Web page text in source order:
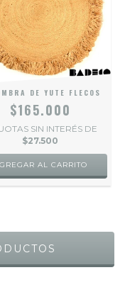
DE YUTE FLECOS
$165.000
SIN INTERÉS DE
$27.500